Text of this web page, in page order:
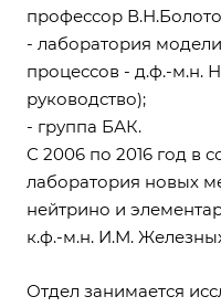
профессор
- лаборатория
процессов - д.ф.-м.н.
руководство);
- группа БАК.
С 2006 по 2016 год в
лаборатория новых
нейтрино и
к.ф.-м.н. И.М.
Отдел занимается